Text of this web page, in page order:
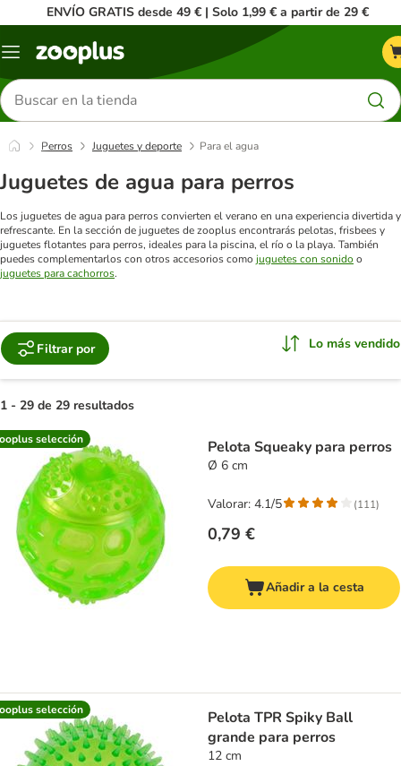
ENVÍO GRATIS desde 49 € | Solo 1,99 € a partir de 29 €
Menú
Buscar
productos
Perros Juguetes y deporte Para el agua
Juguetes de agua para perros
Los juguetes de agua para perros convierten el verano en una experiencia divertida y
refrescante. En la sección de juguetes de zooplus encontrarás pelotas, frisbees y
juguetes flotantes para perros, ideales para la piscina, el río o la playa. También
puedes complementarlos con otros accesorios como juguetes con sonido o
juguetes para cachorros.
Filtrar por Lo más vendido
1 - 29 de 29 resultados
product items have been changed
selección Pelota Squeaky para perros
Ø 6 cm
0,79 €
Valorar: 4.1/5 (111)
Añadir a la cesta
selección
Pelota TPR Spiky Ball
grande para perros
12 cm